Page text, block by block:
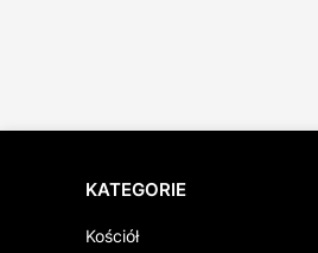
KATEGORIE
Kościół